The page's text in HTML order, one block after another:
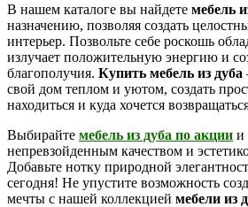
В нашем каталоге вы найдете мебель
назначению, позволяя создать
интерьер. Позвольте себе роскошь
излучает положительную энергию и
благополучия. Купить мебель из дуба
свой дом теплом и уютом, создать
находиться и куда хочется
Выбирайте мебель из дуба по акции и
непревзойденным качеством и
Добавьте нотку природной
сегодня! Не упустите возможность
мечты с нашей коллекцией мебели из